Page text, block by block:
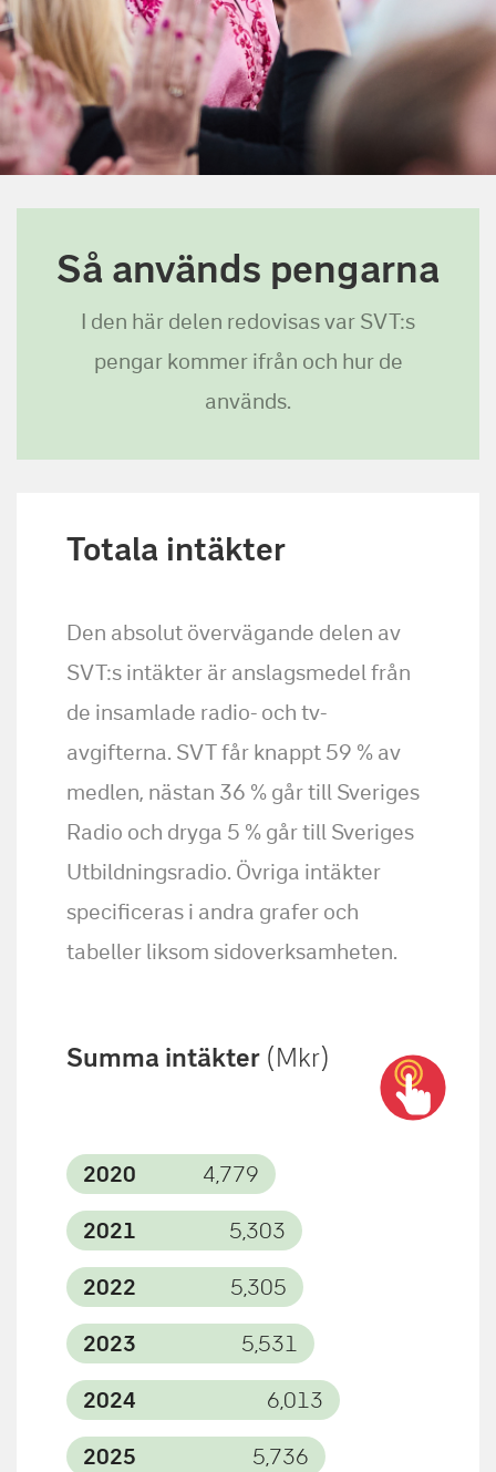
Så används pengarna
I den här delen redovisas var SVT:s
pengar kommer ifrån och hur de
används.
Totala intäkter
Den absolut övervägande delen av
SVT:s intäkter är anslagsmedel från
de insamlade radio- och tv-
avgifterna. SVT får knappt 59 % av
medlen, nästan 36 % går till Sveriges
Radio och dryga 5 % går till Sveriges
Utbildningsradio. Övriga intäkter
specificeras i andra grafer och
tabeller liksom sidoverksamheten.
Summa intäkter (Mkr)
2020 4,779
2021 5,303
2022 5,305
2023 5,531
2024 6,013
2025 5,736